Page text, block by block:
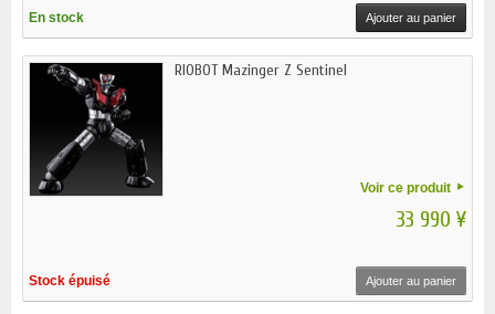
En stock Ajouter au panier
RIOBOT Mazinger Z Sentinel
Voir ce produit
33 990 ¥
Stock épuisé Ajouter au panier